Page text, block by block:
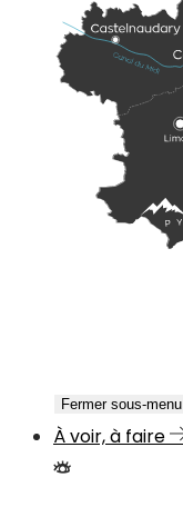
Fermer sous-menu
À voir, à faire